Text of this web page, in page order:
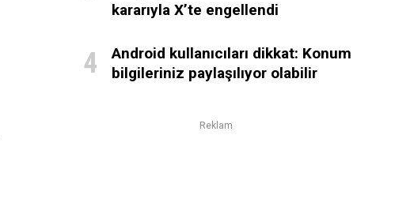
kararıyla X’te engellendi
Android kullanıcıları dikkat: Konum
bilgileriniz paylaşılıyor olabilir
Reklam